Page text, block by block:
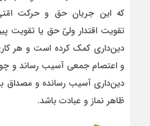
که این جریان حق و حرکت
تقویت اقتدار ولیّ حق یا تقویت
دین‌داری کمک کرده است و هر
و اعتصام جمعی آسیب رساند و
دین‌داری آسیب رسانده و مصداق
ظاهر نماز و عبادت باشد.